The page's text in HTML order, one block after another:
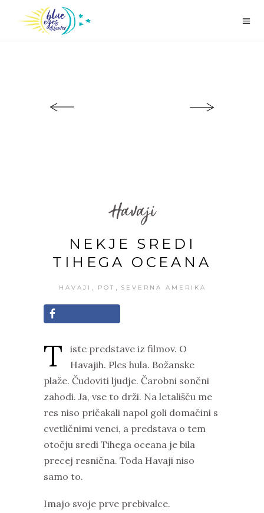
Havaji
NEKJE SREDI
TIHEGA OCEANA
HAVAJI POT SEVERNA AMERIKA
T
iste predstave iz filmov. O
Havajih. Ples hula. Božanske
plaže. Čudoviti ljudje. Čarobni sončni
zahodi. Ja, vse to drži. Na letališču me
res niso pričakali napol goli domačini s
cvetličnimi venci, a predstava o tem
otočju sredi Tihega oceana je bila
precej resnična. Toda Havaji niso
samo to.
Imajo svoje prve prebivalce.